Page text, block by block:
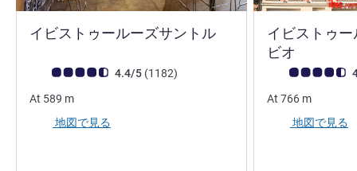
イビストゥールーズサントル3 つ星
お客さまの声 (確認済みレビュー アコーホテルズ)
4.4/5 (1182件のレビュー
)
At 589 m
地図で見る
イビストゥ
ビオ
お客さまの声 (
At 766 m
地図で見る